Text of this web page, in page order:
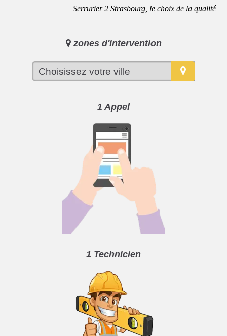
Serrurier 2 Strasbourg, le choix de la qualité
zones d'intervention
1 Appel
1 Technicien